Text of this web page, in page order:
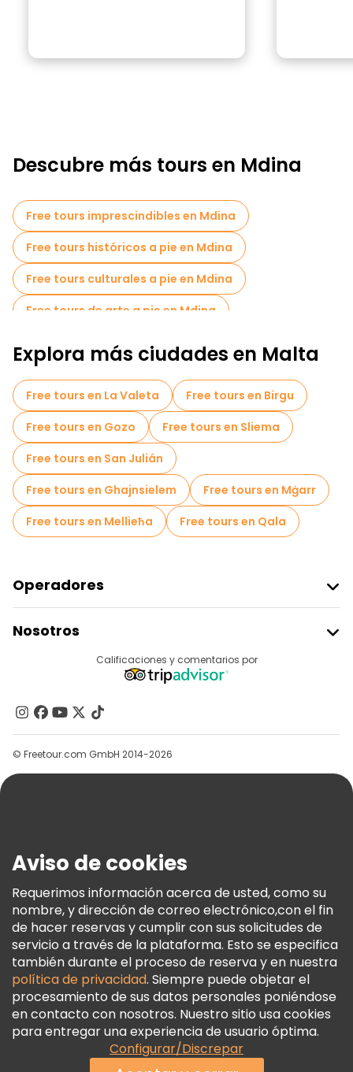
Descubre más tours en Mdina
Free tours imprescindibles en Mdina
Free tours históricos a pie en Mdina
Free tours culturales a pie en Mdina
Free tours de arte a pie en Mdina
Free tours a pie para familias en Mdina
Explora más ciudades en Malta
Free tours en La Valeta
Free tours en Birgu
Free tours en Gozo
Free tours en Sliema
Free tours en San Julián
Free tours en Ghajnsielem
Free tours en Mġarr
Free tours en Mellieħa
Free tours en Qala
Operadores
Acceder Como Proveedor
Programa De Afiliados
Nosotros
Contacto
Grupos
Ayuda
Términos E Información Legal
Política De Cookies
Freetour Premios
Programa De Fidelidad
Calificaciones y comentarios por
© Freetour.com GmbH 2014-2026
Aviso de cookies
Requerimos información acerca de usted, como su
nombre, y dirección de correo electrónico,con el fin
de hacer reservas y cumplir con sus solicitudes de
servicio a través de la plataforma. Esto se especifica
también durante el proceso de reserva y en nuestra
política de privacidad. Siempre puede objetar el
procesamiento de sus datos personales poniéndose
en contacto con nosotros. Nuestro sitio usa cookies
para entregar una experiencia de usuario óptima.
Configurar/Discrepar